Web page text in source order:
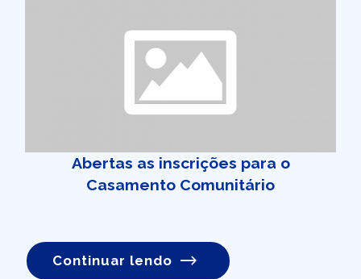
Abertas as inscrições para o
Casamento Comunitário
Continuar lendo